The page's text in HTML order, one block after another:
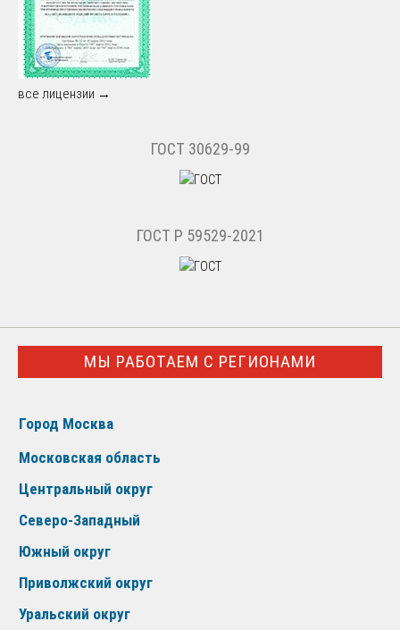
все лицензии →
ГОСТ 30629-99
ГОСТ Р 59529-2021
МЫ РАБОТАЕМ С РЕГИОНАМИ
Город Москва
Московская область
Центральный округ
Северо-Западный
Южный округ
Приволжский округ
Уральский округ